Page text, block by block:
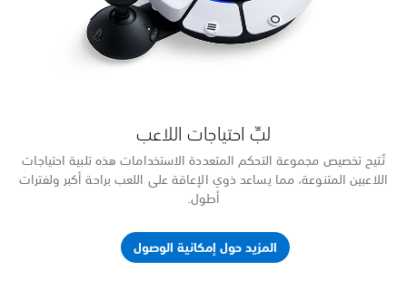
احتياجات
ولفترات